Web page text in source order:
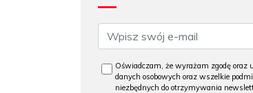
Oświadczam, że wyrażam zgodę
danych osobowych oraz wszelkie
niezbędnych do otrzymywania